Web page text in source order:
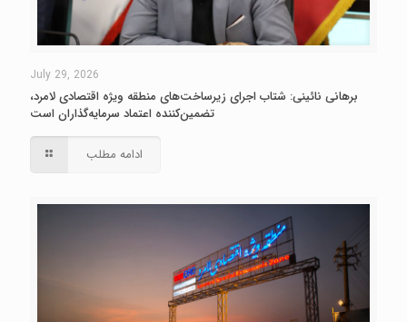
July 29, 2026
برهانی نائینی: شتاب اجرای زیرساخت‌های منطقه ویژه اقتصادی لامرد،
تضمین‌کننده اعتماد سرمایه‌گذاران است
ادامه مطلب